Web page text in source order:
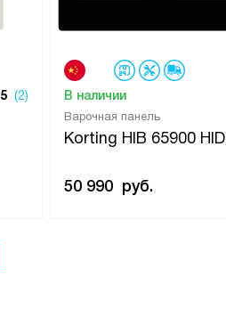
5 (2)
Варочная панель
Korting HIB 65900 HID
В наличии
50 990 руб.